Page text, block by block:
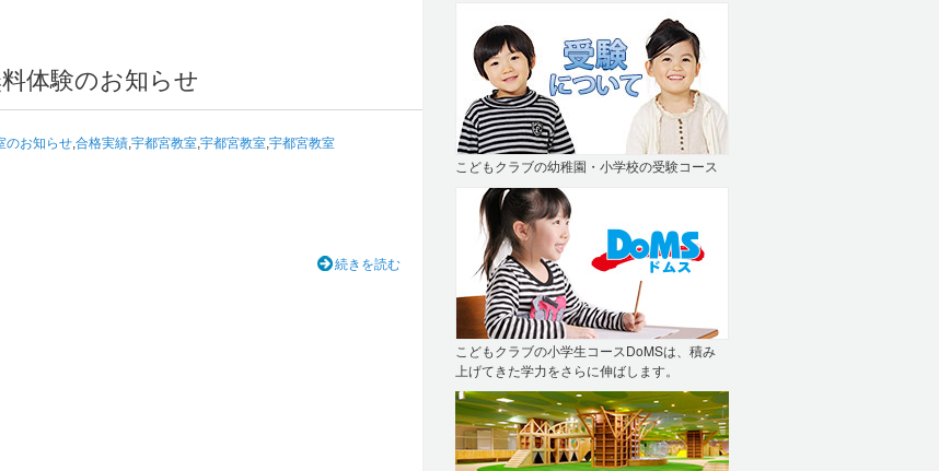
体験のお知らせ
のお知らせ,合格実績,宇都宮教室,宇都宮教室,宇都宮教室
続きを読む
こどもクラブの幼稚園・小学校の受験コース
こどもクラブの小学生コースDoMSは、積み
上げてきた学力をさらに伸ばします。